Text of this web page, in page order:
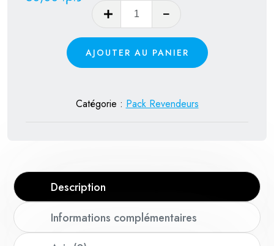
de
Application
pour
et
AJOUTER AU PANIER
Catégorie : Pack Revendeurs
Description
Informations complémentaires